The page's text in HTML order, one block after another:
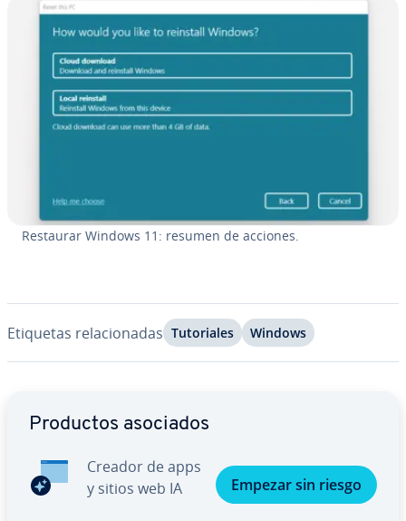
Restaurar Windows 11: resumen de acciones.
Etiquetas re­la­cio­na­das Tu­to­ria­les Windows
Productos asociados
Creador de apps
y sitios web IA
Empezar sin riesgo